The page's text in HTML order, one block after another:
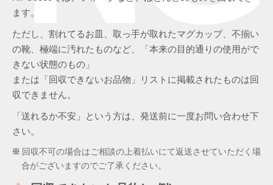
ます。
ただし、割れてるお皿、取っ手が取れたマグカップ、不揃い
の靴、極端に汚れたものなど、「本来の目的通りの使用がで
きない状態のもの」
または「回収できないお品物」リストに掲載されたものは回
収できません。
「送れるか不安」という方は、発送前に一度お問い合わせ下
さい。
回収不可の場合はご相談の上着払いにて返送させていただく場
合がございますのでご了承ください。